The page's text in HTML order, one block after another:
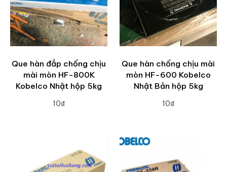
Que hàn đắp chống chịu
mài mòn HF-800K
Kobelco Nhật hộp 5kg
10₫
Que hàn chống chịu mài
mòn HF-600 Kobelco
Nhật Bản hộp 5kg
10₫